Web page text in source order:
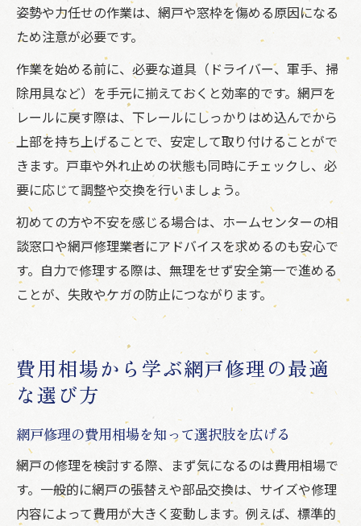
姿勢や力任せの作業は、網戸や窓枠を傷める原因になる
ため注意が必要です。
作業を始める前に、必要な道具（ドライバー、軍手、掃
除用具など）を手元に揃えておくと効率的です。網戸を
レールに戻す際は、下レールにしっかりはめ込んでから
上部を持ち上げることで、安定して取り付けることがで
きます。戸車や外れ止めの状態も同時にチェックし、必
要に応じて調整や交換を行いましょう。
初めての方や不安を感じる場合は、ホームセンターの相
談窓口や網戸修理業者にアドバイスを求めるのも安心で
す。自力で修理する際は、無理をせず安全第一で進める
ことが、失敗やケガの防止につながります。
費用相場から学ぶ網戸修理の最適
な選び方
網戸修理の費用相場を知って選択肢を広げる
網戸の修理を検討する際、まず気になるのは費用相場で
す。一般的に網戸の張替えや部品交換は、サイズや修理
内容によって費用が大きく変動します。例えば、標準的